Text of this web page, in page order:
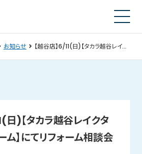
お知らせ 【越谷店】6/11(日)【タカラ越谷レイクタウンショールーム】にてリフォーム相談会開催！
日)【タカラ越谷レイクタ
ム】にてリフォーム相談会